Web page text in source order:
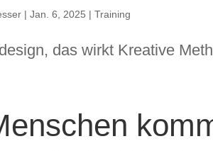
|Jan. 6, 2025 |Training